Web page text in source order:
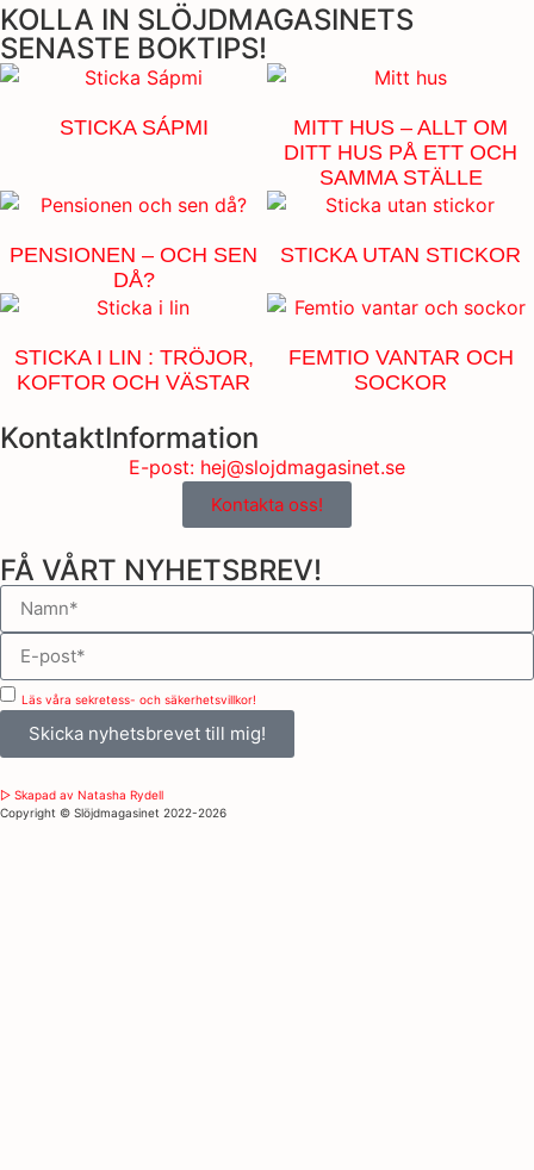
KOLLA IN SLÖJDMAGASINETS
SENASTE BOKTIPS!
STICKA SÁPMI
MITT HUS – ALLT OM
DITT HUS PÅ ETT OCH
SAMMA STÄLLE
PENSIONEN – OCH SEN
DÅ?
STICKA UTAN STICKOR
STICKA I LIN : TRÖJOR,
KOFTOR OCH VÄSTAR
FEMTIO VANTAR OCH
SOCKOR
KontaktInformation
E-post: hej@slojdmagasinet.se
Kontakta oss!
FÅ VÅRT NYHETSBREV!
Läs våra sekretess- och säkerhetsvillkor!
Skicka nyhetsbrevet till mig!
▷ Skapad av Natasha Rydell
Copyright ©️ Slöjdmagasinet 2022-2026